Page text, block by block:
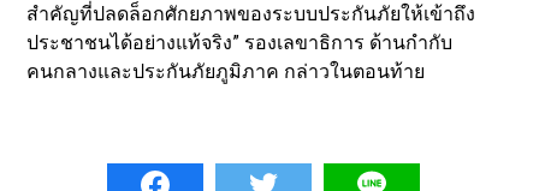
สำคัญที่ปลดล็อกศักยภาพของระบบประกันภัยให้เข้าถึง
ประชาชนได้อย่างแท้จริง” รองเลขาธิการ ด้านกำกับ
คนกลางและประกันภัยภูมิภาค กล่าวในตอนท้าย